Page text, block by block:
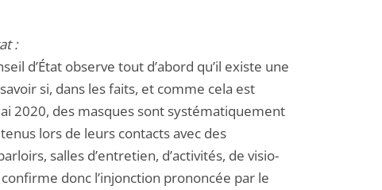
:
d’État observe tout d’abord qu’il existe une
si, dans les faits, et comme cela est
2020, des masques sont systématiquement
lors de leurs contacts avec des
salles d’entretien, d’activités, de visio-
donc l’injonction prononcée par le